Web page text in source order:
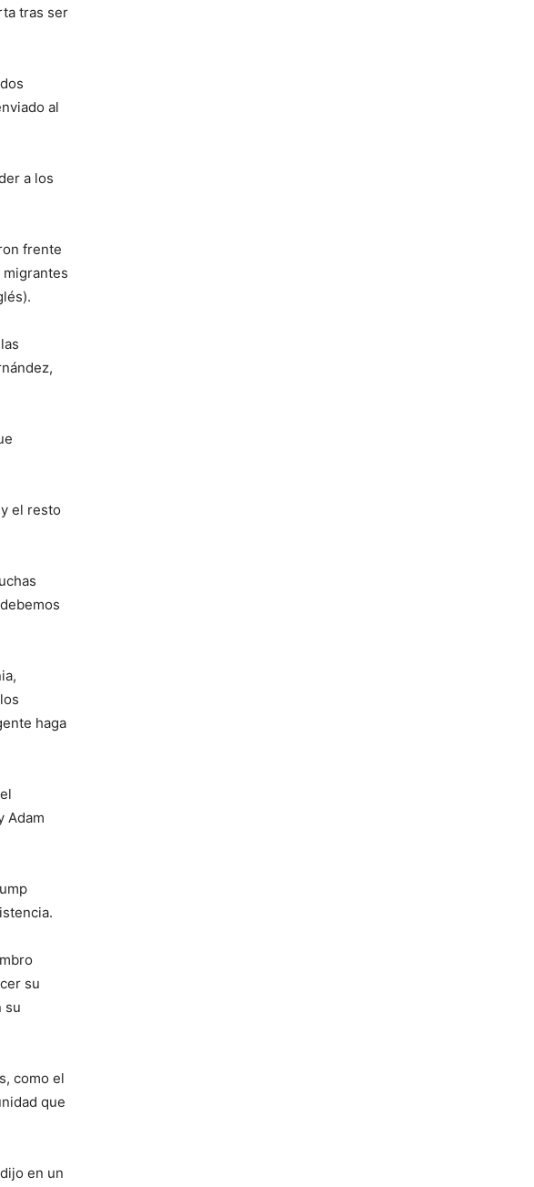
tras ser
al
a los
frente
el resto
haga
Adam
su
su
como el
que
en un